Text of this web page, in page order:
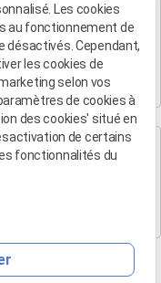
Les cookies
au fonctionnement de
désactivés. Cependant,
les cookies de
selon vos
de cookies à
des cookies' situé en
de certains
fonctionnalités du